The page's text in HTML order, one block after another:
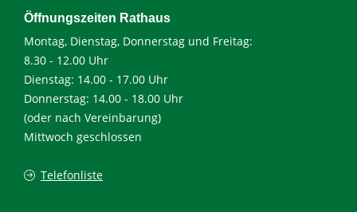
Öffnungszeiten Rathaus
Montag, Dienstag, Donnerstag und Freitag:
8.30 - 12.00 Uhr
Dienstag: 14.00 - 17.00 Uhr
Donnerstag: 14.00 - 18.00 Uhr
(oder nach Vereinbarung)
Mittwoch geschlossen
Telefonliste